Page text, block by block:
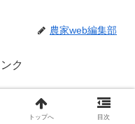
農家web編集部
ク
トップへ 目次